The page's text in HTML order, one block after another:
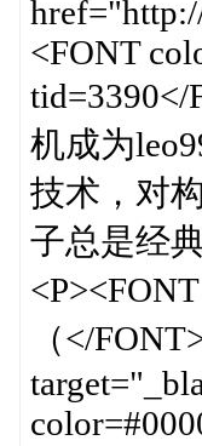
<FONT
tid=3390</
机成为
技术，对
子总是经
（</